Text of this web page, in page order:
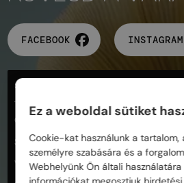
FACEBOOK INSTAGRAM
SEGÍTSÉG
Gyakran ismételt kérdések
Szállítási feltételek
Visszaküldési és visszatérítési
Ez a weboldal sütiket
Cookie-kat használunk a tartalom,
személyre szabására és a
Webhelyünk Ön általi használatára